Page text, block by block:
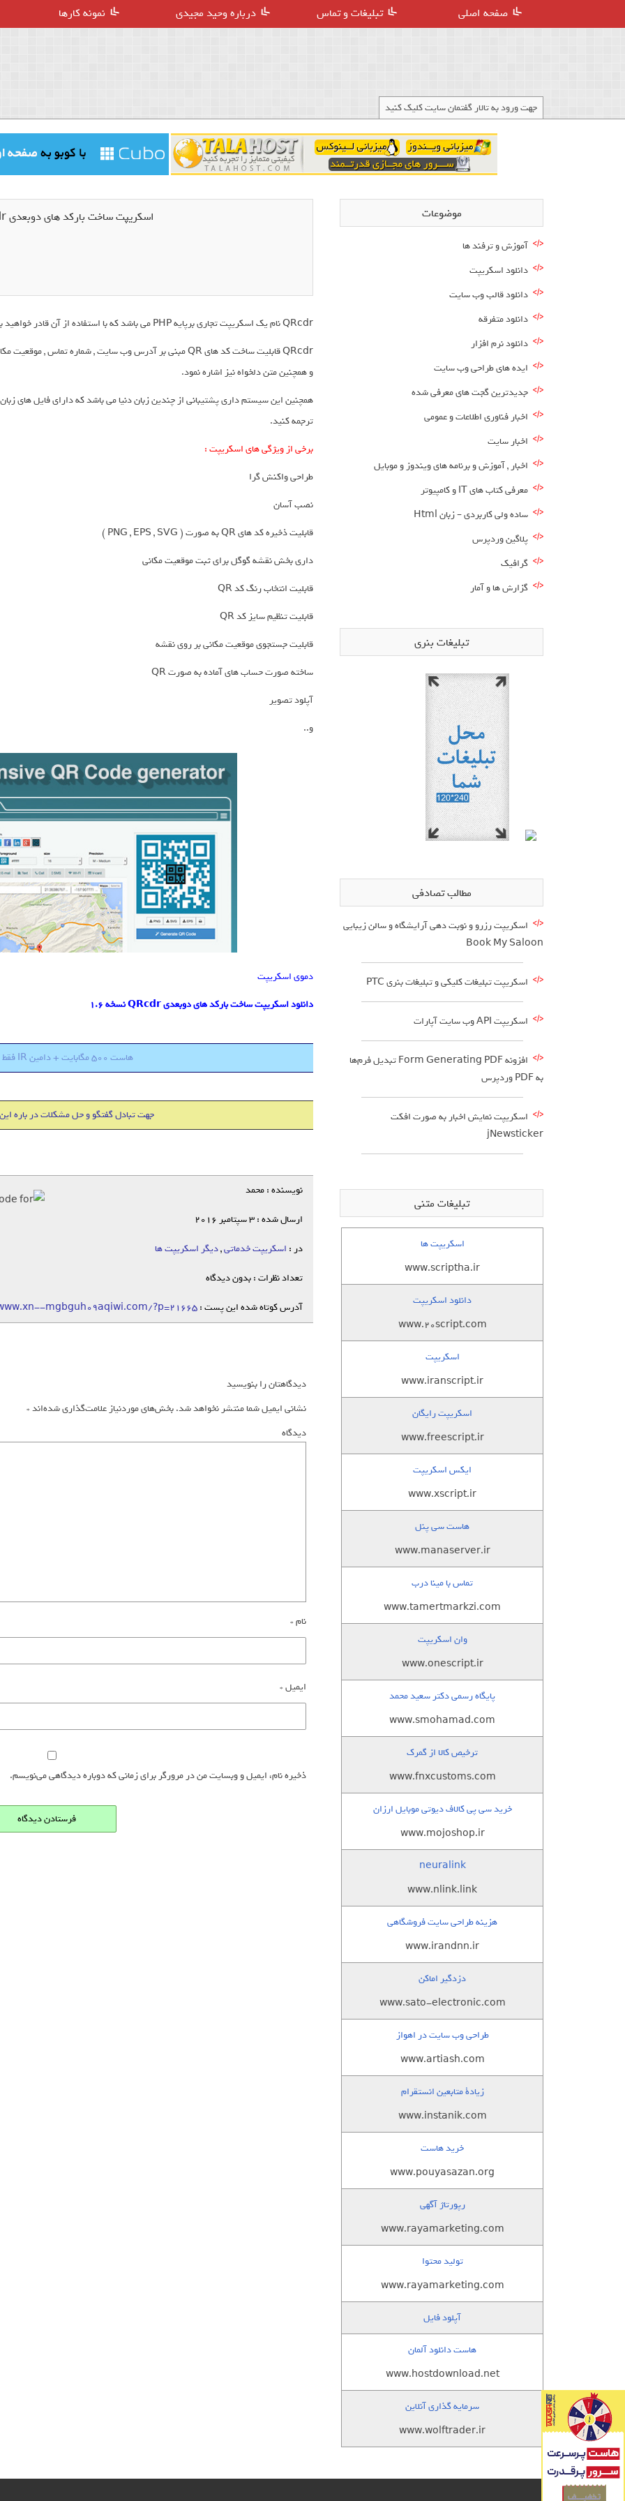
صفحه اصلی تبلیغات و تماس درباره وحید مجیدی نمونه کارها
جهت ورود به تالار گفتمان سایت کلیک کنید
اسکریپت ساخت بارکد های دوبعدی QRcdr نسخه 1.6
QRcdr نام یک اسکریپت تجاری برپایه PHP می باشد که با استفاده از آن قادر خواهید بود هرنوع QR کد که فکر کنید را بسازید.
و همچنین متن دلخواه نیز اشاره نمود.
همچنین این سیستم داری پشتیبانی از چندین زبان دنیا می باشد که دارای فایل های
ترجمه کنید.
برخی از ویژگی های اسکریپت :
طراحی واکنش گرا
نصب آسان
قابلیت ذخیره کد های QR به صورت ( PNG , EPS , SVG )
داری بخش نقشه گوگل برای ثبت موقعیت مکانی
قابلیت انتخاب رنگ کد QR
قابلیت تنظیم سایز کد QR
قابلیت جستجوی موقعیت مکانی بر روی نقشه
ساخته صورت حساب های آماده به صورت QR
آپلود تصویر
و..
دموی اسکریپت
دانلود اسکریپت ساخت بارکد های دوبعدی QRcdr نسخه 1.6
هاست 500 مگابایت + دامین IR فقط 18000 تومان
جهت تبادل گفتگو و حل مشکلات در باره
نویسنده : محمد
ارسال شده : 3 سپتامبر 2016
در : اسکریپت خدماتی,دیگر اسکریپت ها
تعداد نظرات : بدون دیدگاه
آدرس کوتاه شده این پست :mgbguh09aqiwi.com/?p=21665
دیدگاهتان را بنویسید
نشانی ایمیل شما منتشر نخواهد شد.بخش‌های موردنیاز علامت‌گذاری شده‌اند*
دیدگاه
نام*
ایمیل*
ذخیره نام، ایمیل و وبسایت من در مرورگر برای زمانی که دوباره دیدگاهی می‌نویسم.
موضوعات
آموزش و ترفند ها
دانلود اسکریپت
دانلود قالب وب سایت
دانلود متفرقه
دانلود نرم افزار
ایده های طراحی وب سایت
جدیدترین گجت های معرفی شده
اخبار فناوری اطلاعات و عمومی
اخبار سایت
اخبار , آموزش و برنامه های ویندوز و موبایل
معرفی کتاب های IT و کامپیوتر
ساده ولی کاربردی – زبان Html
پلاگین وردپرس
گرافیک
گزارش ها و آمار
تبلیغات بنری
مطالب تصادفی
اسکریپت رزرو و نوبت دهی آرایشگاه و سالن زیبایی
Book My Saloon
اسکریپت تبلیغات کلیکی و تبلیغات بنری PTC
اسکریپت API وب سایت آپارات
افزونه Form Generating PDF تبدیل فرم‌ها
به PDF وردپرس
اسکریپت نمایش اخبار به صورت افکت
jNewsticker
تبلیغات متنی
اسکریپت ها
www.scriptha.ir
دانلود اسکریپت
www.20script.com
اسکریپت
www.iranscript.ir
اسکریپت رایگان
www.freescript.ir
ایکس اسکریپت
www.xscript.ir
هاست سی پنل
www.manaserver.ir
تماس با مینا درب
www.tamertmarkzi.com
وان اسکریپت
www.onescript.ir
پایگاه رسمی دکتر سعید محمد
www.smohamad.com
ترخیص کالا از گمرک
www.fnxcustoms.com
خرید سی پی کالاف دیوتی موبایل ارزان
www.mojoshop.ir
neuralink
www.nlink.link
هزینه طراحی سایت فروشگاهی
www.irandnn.ir
دزدگیر اماکن
www.sato-electronic.com
طراحی وب سایت در اهواز
www.artiash.com
زيادة متابعين انستقرام
www.instanik.com
خرید هاست
www.pouyasazan.org
رپورتاژ آگهی
www.rayamarketing.com
تولید محتوا
www.rayamarketing.com
آپلود فایل
هاست دانلود آلمان
www.hostdownload.net
سرمایه گذاری آنلاین
www.wolftrader.ir